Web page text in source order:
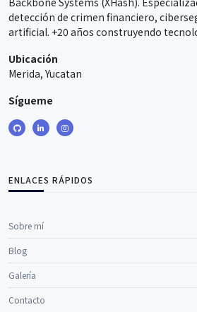
detección de crimen financiero,
artificial. +20 años construyendo
Ubicación
Merida, Yucatan
Sígueme
ENLACES RÁPIDOS
Sobre mí
Blog
Galería
Contacto